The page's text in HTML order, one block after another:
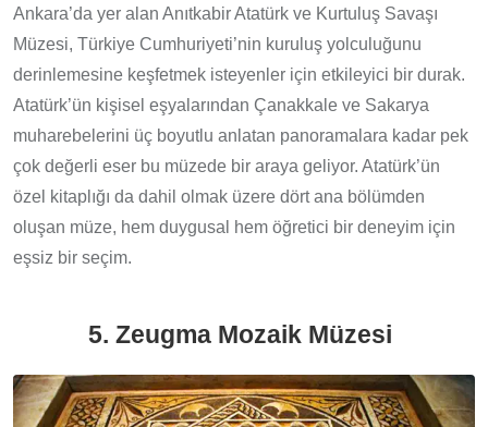
Ankara’da yer alan Anıtkabir Atatürk ve Kurtuluş Savaşı
Müzesi, Türkiye Cumhuriyeti’nin kuruluş yolculuğunu
derinlemesine keşfetmek isteyenler için etkileyici bir durak.
Atatürk’ün kişisel eşyalarından Çanakkale ve Sakarya
muharebelerini üç boyutlu anlatan panoramalara kadar pek
çok değerli eser bu müzede bir araya geliyor. Atatürk’ün
özel kitaplığı da dahil olmak üzere dört ana bölümden
oluşan müze, hem duygusal hem öğretici bir deneyim için
eşsiz bir seçim.
5. Zeugma Mozaik Müzesi